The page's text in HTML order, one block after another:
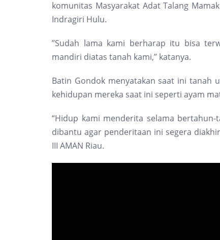
komunitas Masyarakat Adat Talang
Indragiri Hulu.
”Sudah lama kami berharap itu bisa
mandiri diatas tanah kami,” katanya.
Batin Gondok menyatakan saat ini tanah
kehidupan mereka saat ini seperti ayam
“Hidup kami menderita selama
dibantu agar penderitaan ini segera
III AMAN Riau.